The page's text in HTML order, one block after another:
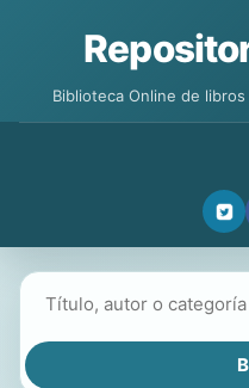
Biblioteca Online de